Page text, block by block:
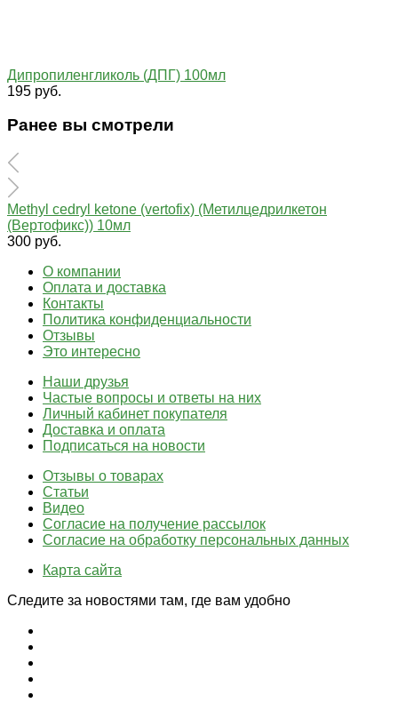
Дипропиленгликоль (ДПГ) 100мл
195 руб.
Ранее вы смотрели
Methyl cedryl ketone (vertofix) (Метилцедрилкетон
(Вертофикс)) 10мл
300 руб.
О компании
Оплата и доставка
Контакты
Политика конфиденциальности
Отзывы
Это интересно
Наши друзья
Частые вопросы и ответы на них
Личный кабинет покупателя
Доставка и оплата
Подписаться на новости
Отзывы о товарах
Статьи
Видео
Согласие на получение рассылок
Согласие на обработку персональных данных
Карта сайта
Следите за новостями там, где вам удобно